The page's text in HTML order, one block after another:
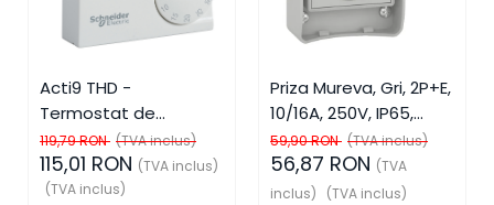
Acti9 THD -
Termostat de
ambient, SCH-15870,
Schneider Electric -
Schneider
119,79 RON (TVA inclus)
115,01 RON (TVA inclus)
(TVA inclus)
Priza Mureva, Gri, 2P+E,
10/16A, 250V, IP65,
SCH-81141, Schneider
Electric - Schneider
59,90 RON (TVA inclus)
56,87 RON (TVA
inclus)
(TVA inclus)